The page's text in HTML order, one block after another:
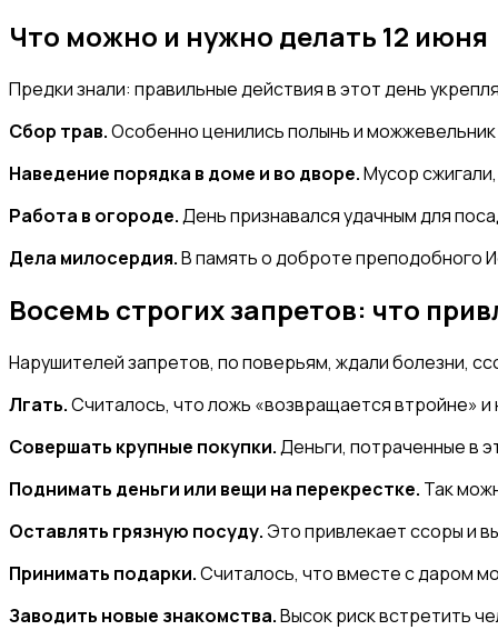
Что можно и нужно делать 12 июня
Предки знали: правильные действия в этот день
Сбор трав.Особенно ценились полынь и можжевельник
Наведение порядка в доме и во дворе.Мусор
Работа в огороде.День признавался удачным для
Дела милосердия.В память о доброте преподобного
Восемь строгих запретов: что
Нарушителей запретов, по поверьям, ждали болезни,
Лгать.Считалось, что ложь «возвращается втройне»
Совершать крупные покупки.Деньги, потраченные в
Поднимать деньги или вещи на перекрестке. Так
Оставлять грязную посуду. Это привлекает ссоры и
Принимать подарки.Считалось, что вместе с даром
Заводить новые знакомства.Высок риск встретить